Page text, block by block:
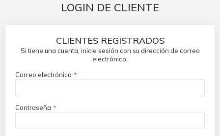
LOGIN DE CLIENTE
CLIENTES REGISTRADOS
Si tiene una cuenta, inicie sesión con su dirección de correo
electrónico.
Correo electrónico
Contraseña